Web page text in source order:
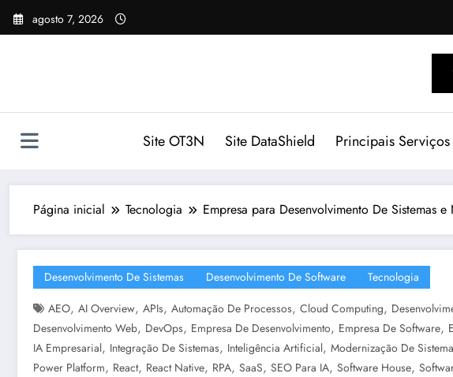
Pular
para
agosto 7, 2026
Site OT3N Site DataShield Principais
Página inicial Tecnologia Empresa para Desenvolvimento De
Desenvolvimento De Sistemas Desenvolvimento De Software
Tecnologia
AEO, AI Overview, APIs, Automação De Processos, Cloud Computing,
Desenvolvimento Web, DevOps, Empresa De Desenvolvimento, Empresa De Software,
IA Empresarial, Integração De Sistemas, Inteligência Artificial, Modernização De
Power Platform, React, React Native, RPA, SaaS, SEO Para IA, Software House,